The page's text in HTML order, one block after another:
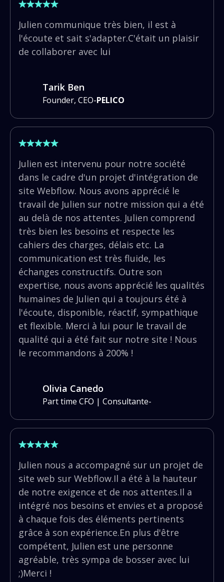
Julien communique très bien, il est à
l'écoute et sait s'adapter.C'était un plaisir
de collaborer avec lui
Tarik Ben
Founder, CEO-PELICO
Julien est intervenu pour notre société
dans le cadre d'un projet d'intégration de
site Webflow. Nous avons apprécié le
travail de Julien sur notre mission qui a été
au delà de nos attentes. Julien comprend
très bien les besoins et respecte les
cahiers des charges, délais etc. La
communication est très fluide, les
échanges constructifs. Outre son
expertise, nous avons apprécié les qualités
humaines de Julien qui a toujours été à
l'écoute, disponible, réactif, sympathique
et flexible. Merci à lui pour le travail de
qualité qui a été fait sur notre site ! Nous
le recommandons à 200% !
Olivia Canedo
Part time CFO | Consultante-
Julien nous a accompagné sur un projet de
site web sur Webflow.Il a été à la hauteur
de notre exigence et de nos attentes.Il a
intégré nos besoins et envies et a proposé
à chaque fois des éléments pertinents
grâce à son expérience.En plus d'être
compétent, Julien est une personne
agréable, très sympa de bosser avec lui
;)Merci !